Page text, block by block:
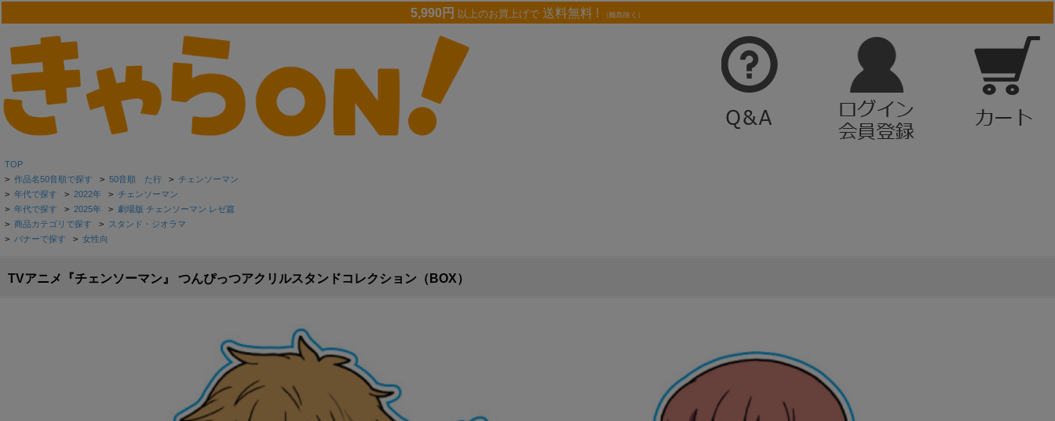
5,990円 以上のお買上げで 送料無料 ! （離島除く）
TOP
> 作品名50音順で探す > 50音順 た行 > チェンソーマン
> 年代で探す > 2022年 > チェンソーマン
> 年代で探す > 2025年 > 劇場版 チェンソーマン レゼ篇
> 商品カテゴリで探す > スタンド・ジオラマ
> バナーで探す > 女性向
TVアニメ『チェンソーマン』 つんぴっつアクリルスタンドコレクション（BOX）